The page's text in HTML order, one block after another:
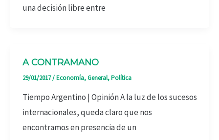
una decisión libre entre
A CONTRAMANO
29/01/2017/Economía,General,Política
Tiempo Argentino | Opinión A la luz de los sucesos
internacionales, queda claro que nos
encontramos en presencia de un